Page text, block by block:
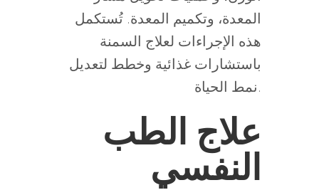
المعدة، وتكميم المعدة. تُستكمل
هذه الإجراءات لعلاج السمنة
باستشارات غذائية وخطط لتعديل
نمط الحياة.
علاج الطب
النفسي